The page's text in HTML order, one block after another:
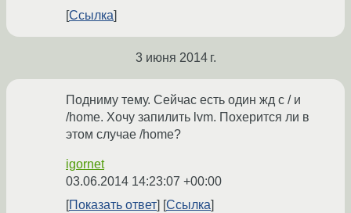
Ссылка
3 июня 2014 г.
Подниму тему. Сейчас есть один жд с / и
/home. Хочу запилить lvm. Похерится ли в
этом случае /home?
igornet
03.06.2014 14:23:07 +00:00
Показать ответ
Ссылка